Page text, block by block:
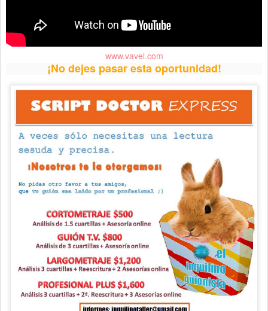
www.vavel.com
¡No dejes pasar esta oportunidad!